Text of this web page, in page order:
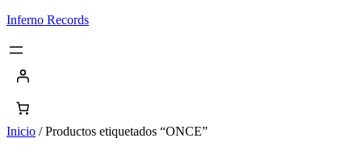
Saltar
contenido
Inferno Records
Inicio / Productos etiquetados “ONCE”